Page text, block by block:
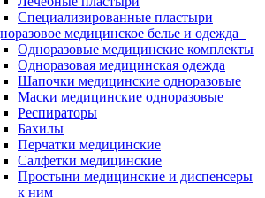
Специализированные пластыри
медицинское белье и одежда
Одноразовые медицинские комплекты
Одноразовая медицинская одежда
Шапочки медицинские одноразовые
Маски медицинские одноразовые
Респираторы
Бахилы
Перчатки медицинские
Салфетки медицинские
Простыни медицинские и диспенсеры
к ним